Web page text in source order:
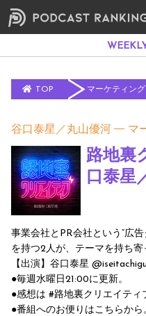
TOP マーケティング
谷口泰星／丸山優河 マ
路地裏
口泰星
事業会社とPR会社という“広
を持つ2人が、テーマを持ち寄
【出演】谷口泰星
●毎週水曜日21:00に更新。
●感想は #路地裏クリエイティ
●番組へのお便りはこちらから